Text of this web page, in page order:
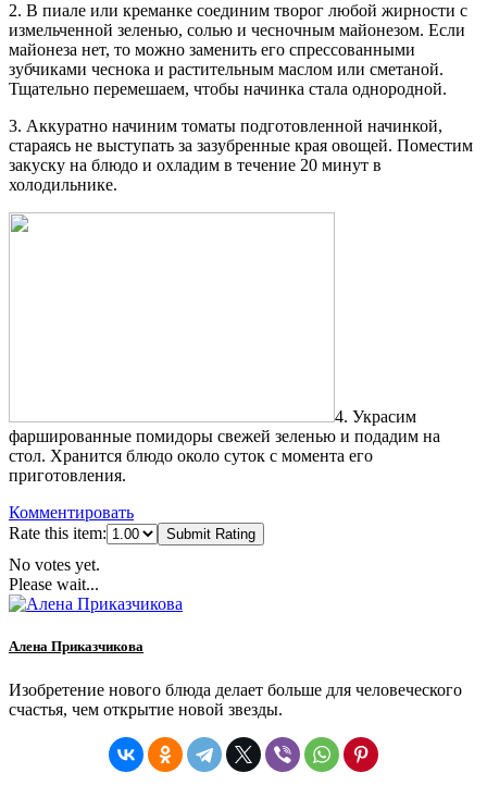
2. В пиале или креманке соединим творог любой жирности с
измельченной зеленью, солью и чесночным майонезом. Если
майонеза нет, то можно заменить его спрессованными
зубчиками чеснока и растительным маслом или сметаной.
Тщательно перемешаем, чтобы начинка стала однородной.
3. Аккуратно начиним томаты подготовленной начинкой,
стараясь не выступать за зазубренные края овощей. Поместим
закуску на блюдо и охладим в течение 20 минут в
холодильнике.
4. Украсим
фаршированные помидоры свежей зеленью и подадим на
стол. Хранится блюдо около суток с момента его
приготовления.
Комментировать
Rate this item:
Submit Rating
No votes yet.
Please wait...
Алена Приказчикова
Изобретение нового блюда делает больше для человеческого
счастья, чем открытие новой звезды.